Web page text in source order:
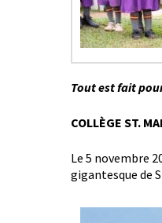
Tout est fait
COLLÈGE ST.
Le 5 novembre
gigantesque de